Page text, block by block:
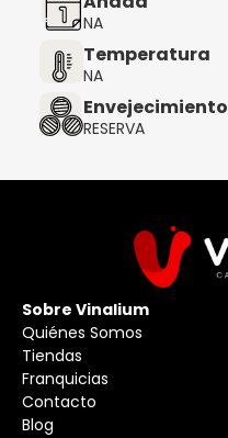
NA
Temperatura
NA
Envejecimiento
RESERVA
Sobre Vinalium
Quiénes Somos
Tiendas
Franquicias
Contacto
Blog